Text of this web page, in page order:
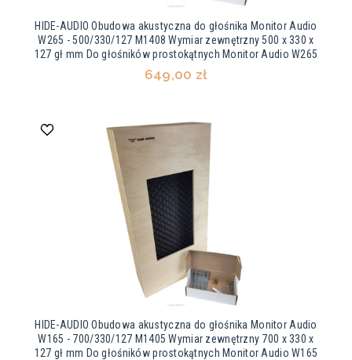
HIDE-AUDIO Obudowa akustyczna do głośnika Monitor Audio
W265 - 500/330/127 M1408 Wymiar zewnętrzny 500 x 330 x
127 gł mm Do głośników prostokątnych Monitor Audio W265
649,00 zł
HIDE-AUDIO Obudowa akustyczna do głośnika Monitor Audio
W165 - 700/330/127 M1405 Wymiar zewnętrzny 700 x 330 x
127 gł mm Do głośników prostokątnych Monitor Audio W165